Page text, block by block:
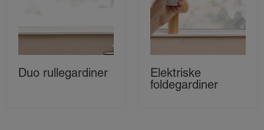
Duo rullegardiner
Elektriske
foldegardiner